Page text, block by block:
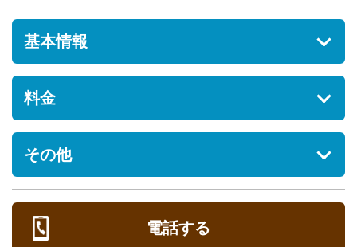
基本情報
住所
沖縄県国頭郡本部町備瀬567
駐車場
[あり] 無料
営業時間
定休日
料金
合せください。
部
タ
イ
ー
オンシーズン料金
その他
ペット
チェックイン/アウト 電話する